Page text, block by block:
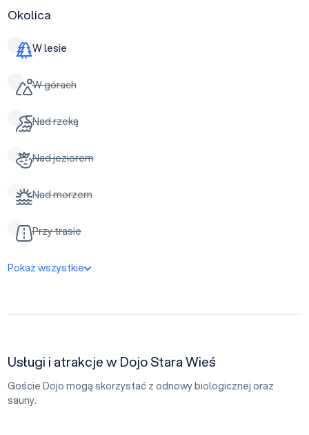
Okolica
W lesie
W górach
Nad rzeką
Nad jeziorem
Nad morzem
Przy trasie
Pokaż wszystkie
Usługi i atrakcje w Dojo Stara Wieś
Goście Dojo mogą skorzystać z odnowy biologicznej oraz
sauny.